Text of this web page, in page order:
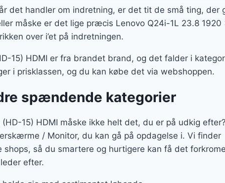
det handler om indretning, er det tit de små ting, der
måske er det lige præcis Lenovo Q24i-1L 23.8 1920
over i’et på indretningen.
15) HDMI er fra brandet brand, og det falder i
i prisklassen, og du kan købe det via webshoppen.
spændende kategorier
15) HDMI måske ikke helt det, du er på udkig
/ Monitor, du kan gå på opdagelse i. Vi finder
så du smartere og hurtigere kan få det
efter.